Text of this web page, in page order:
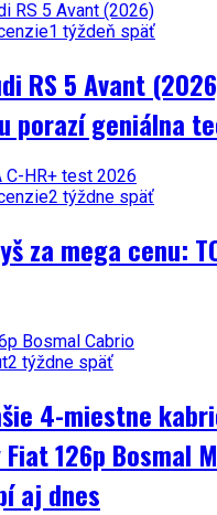
1 týždeň späť
RS 5 Avant
porazí geniálna
2 týždne späť
za mega cenu:
2 týždne späť
4-miestne
126p Bosmal
aj dnes